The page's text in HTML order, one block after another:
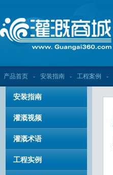
产品首页 - 安装指南 - 工程案例 -
安装指南
灌溉视频
灌溉术语
工程实例